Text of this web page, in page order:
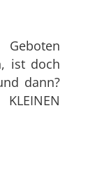
ist doch
dann?